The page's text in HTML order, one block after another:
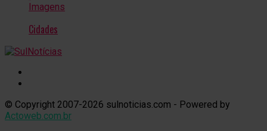
Imagens
Cidades
© Copyright 2007-2026 sulnoticias.com - Powered by
Actoweb.com.br